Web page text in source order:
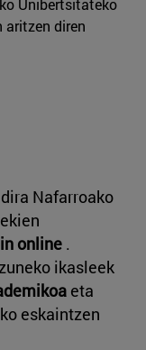
Unibertsitateko
aritzen diren
Nafarroako
online .
ikasleek
eta
eskaintzen